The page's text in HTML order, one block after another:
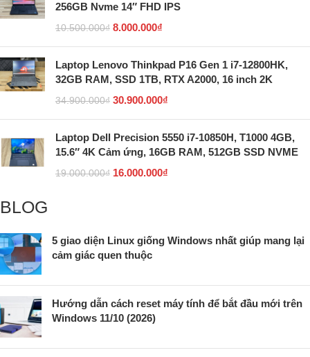
256GB Nvme 14″ FHD IPS
10.500.000₫ 8.000.000₫
Laptop Lenovo Thinkpad P16 Gen 1 i7-12800HK,
32GB RAM, SSD 1TB, RTX A2000, 16 inch 2K
34.900.000₫ 30.900.000₫
Laptop Dell Precision 5550 i7-10850H, T1000 4GB,
15.6″ 4K Cảm ứng, 16GB RAM, 512GB SSD NVME
19.000.000₫ 16.000.000₫
BLOG
5 giao diện Linux giống Windows nhất giúp mang lại
cảm giác quen thuộc
Hướng dẫn cách reset máy tính để bắt đầu mới trên
Windows 11/10 (2026)